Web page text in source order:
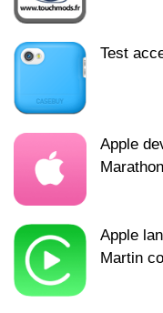
Test
Apple
Apple
Martin